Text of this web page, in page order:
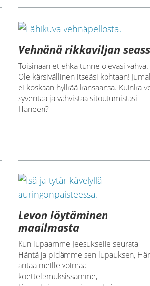
Vehnänä rikkaviljan
Toisinaan et ehkä tunne olevasi vahva.
Ole kärsivällinen itseäsi kohtaan!
ei koskaan hylkää kansaansa. Kuinka
syventää ja vahvistaa sitoutumistasi
Häneen?
Levon löytäminen
maailmasta
Kun lupaamme Jeesukselle seurata
Häntä ja pidämme sen lupauksen,
antaa meille voimaa
koettelemuksissamme,